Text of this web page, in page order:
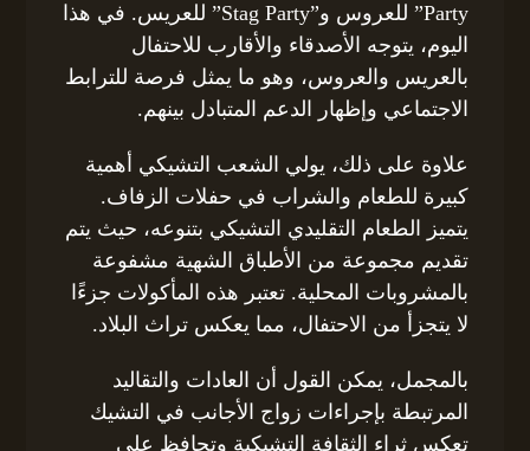
Party” للعروس و”Stag Party” للعريس. في هذا
اليوم، يتوجه الأصدقاء والأقارب للاحتفال
بالعريس والعروس، وهو ما يمثل فرصة للترابط
الاجتماعي وإظهار الدعم المتبادل بينهم.
علاوة على ذلك، يولي الشعب التشيكي أهمية
كبيرة للطعام والشراب في حفلات الزفاف.
يتميز الطعام التقليدي التشيكي بتنوعه، حيث يتم
تقديم مجموعة من الأطباق الشهية مشفوعة
بالمشروبات المحلية. تعتبر هذه المأكولات جزءًا
لا يتجزأ من الاحتفال، مما يعكس تراث البلاد.
بالمجمل، يمكن القول أن العادات والتقاليد
المرتبطة بإجراءات زواج الأجانب في التشيك
تعكس ثراء الثقافة التشيكية وتحافظ على